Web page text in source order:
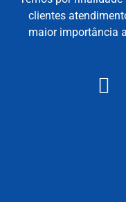
clientes
maior importância